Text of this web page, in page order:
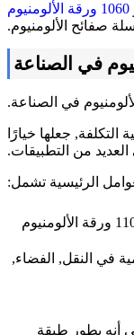
1060 ورقة الألومنيوم
التكلفة, جعلها خيارًا
من التطبيقات.
الرئيسية تشمل:
: بكثافة منخفضة, 1100 ورقة الألومنيوم
في النقل, الفضاء,
أنه يطور طبقة